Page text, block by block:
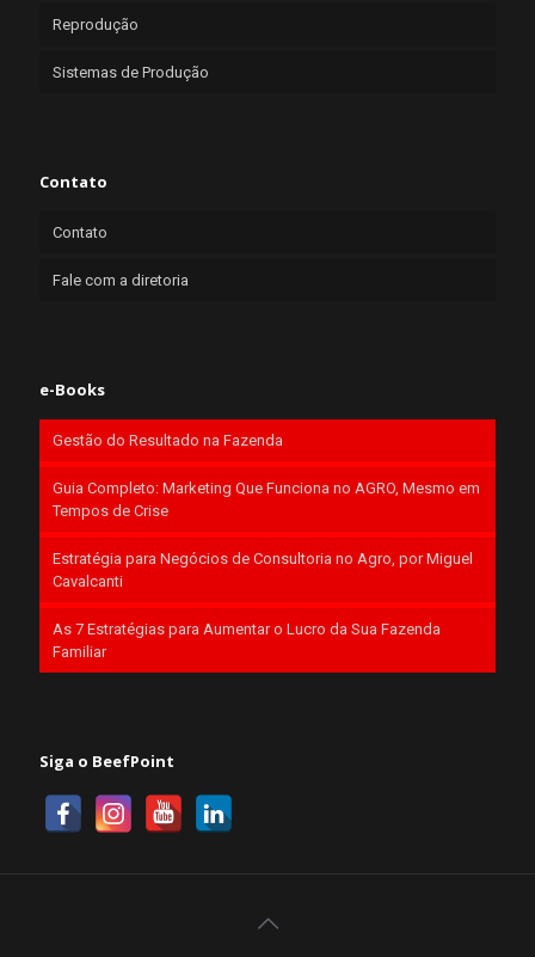
Reprodução
Sistemas de Produção
Contato
Contato
Fale com a diretoria
e-Books
Gestão do Resultado na Fazenda
Guia Completo: Marketing Que Funciona no AGRO, Mesmo em
Tempos de Crise
Estratégia para Negócios de Consultoria no Agro, por Miguel
Cavalcanti
As 7 Estratégias para Aumentar o Lucro da Sua Fazenda
Familiar
Siga o BeefPoint